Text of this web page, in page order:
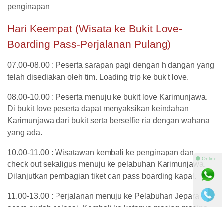
penginapan
Hari Keempat (Wisata ke Bukit Love-
Boarding Pass-Perjalanan Pulang)
07.00-08.00 : Peserta sarapan pagi dengan hidangan yang
telah disediakan oleh tim. Loading trip ke bukit love.
08.00-10.00 : Peserta menuju ke bukit love Karimunjawa.
Di bukit love peserta dapat menyaksikan keindahan
Karimunjawa dari bukit serta berselfie ria dengan wahana
yang ada.
10.00-11.00 : Wisatawan kembali ke penginapan dan
check out sekaligus menuju ke pelabuhan Karimunjawa.
Dilanjutkan pembagian tiket dan pass boarding kapal.
11.00-13.00 : Perjalanan menuju ke Pelabuhan Jepara dan
⚫ Online